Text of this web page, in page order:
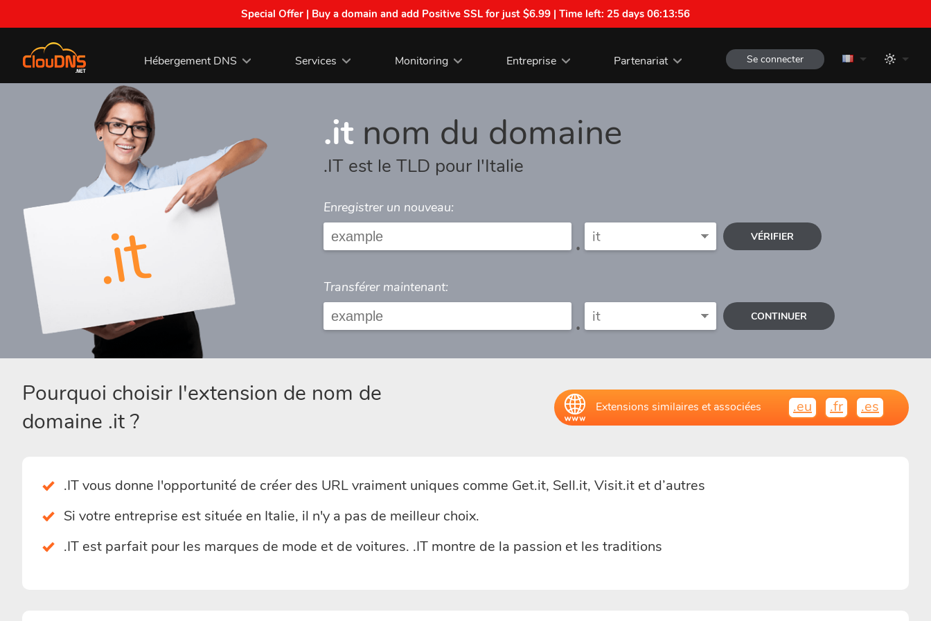
Special Offer | Buy a domain and add Positive SSL for just $6.99 | Time left: 25 days 06:13:55
Hébergement DNS Services Monitoring Entreprise Partenariat Se connecter
.it
.itnom du domaine
.IT est le TLD pour l'Italie
Enregistrer un nouveau:
. VÉRIFIER
Transférer maintenant:
. CONTINUER
Pourquoi choisir l'extension de nom de
domaine .it ?
Extensions similaires et associées .eu .fr .es
.IT vous donne l'opportunité de créer des URL vraiment uniques comme Get.it, Sell.it, Visit.it et d’autres
Si votre entreprise est située en Italie, il n'y a pas de meilleur choix.
.IT est parfait pour les marques de mode et de voitures. .IT montre de la passion et les traditions